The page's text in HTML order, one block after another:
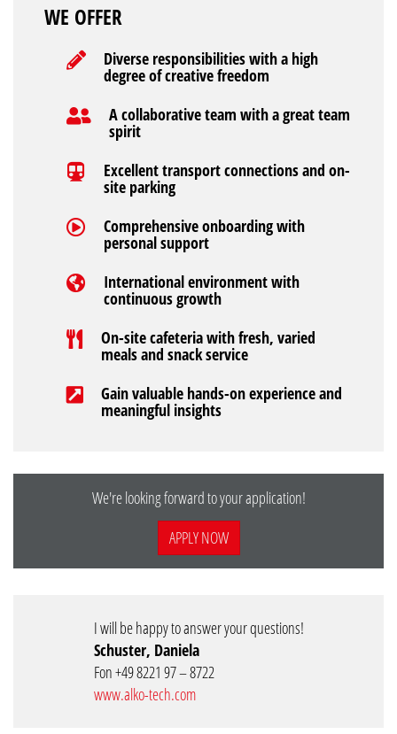
WE OFFER
Diverse responsibilities with a high
degree of creative freedom
A collaborative team with a great team
spirit
Excellent transport connections and on-
site parking
Comprehensive onboarding with
personal support
International environment with
continuous growth
On-site cafeteria with fresh, varied
meals and snack service
Gain valuable hands-on experience and
meaningful insights
We're looking forward to your application!
APPLY NOW
I will be happy to answer your questions!
Schuster, Daniela
Fon +49 8221 97 – 8722
www.alko-tech.com